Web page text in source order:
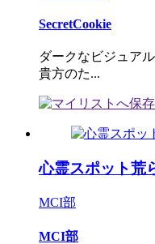
SecretCookie
ダークなビジュア
貴方のた...
心霊スポット荒
MCI部
MCI部